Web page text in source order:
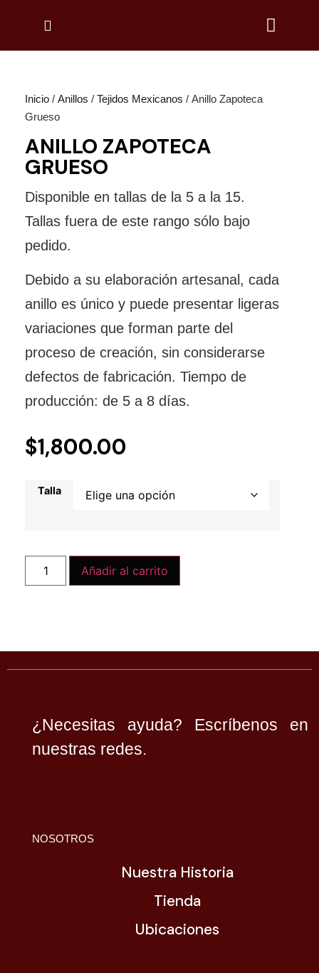
Inicio / Anillos / Tejidos Mexicanos / Anillo Zapoteca
Grueso
ANILLO ZAPOTECA
GRUESO
Disponible en tallas de la 5 a la 15.
Tallas fuera de este rango sólo bajo
pedido.
Debido a su elaboración artesanal, cada
anillo es único y puede presentar ligeras
variaciones que forman parte del
proceso de creación, sin considerarse
defectos de fabricación. Tiempo de
producción: de 5 a 8 días.
$1,800.00
Talla
Añadir al carrito
¿Necesitas ayuda? Escríbenos en
nuestras redes.
NOSOTROS
Nuestra Historia
Tienda
Ubicaciones